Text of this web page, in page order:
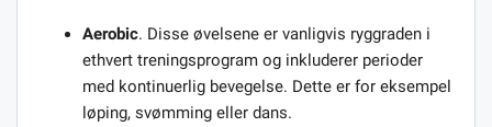
Aerobic. Disse øvelsene er vanligvis ryggraden i
ethvert treningsprogram og inkluderer perioder
med kontinuerlig bevegelse. Dette er for eksempel
løping, svømming eller dans.